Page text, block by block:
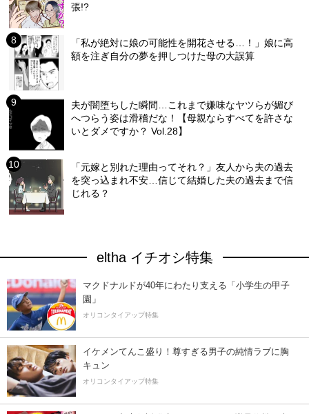
張!?
「私が絶対に娘の可能性を開花させる…！」娘に高
額を注ぎ自分の夢を押しつけた母の大誤算
夫が闇堕ちした瞬間…これまで嫌味なヤツらが媚び
へつらう姿は滑稽だな！【母親ならすべてを許さな
いとダメですか？ Vol.28】
「元嫁と別れた理由ってそれ？」友人から夫の過去
を突っ込まれ不安…信じて結婚した夫の過去まで信
じれる？
eltha イチオシ特集
マクドナルドが40年にわたり支える「小学生の甲子
園」
オリコンタイアップ特集
イケメンてんこ盛り！尊すぎる男子の純情ラブに胸
キュン
オリコンタイアップ特集